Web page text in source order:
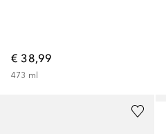
€ 38,99
473 ml